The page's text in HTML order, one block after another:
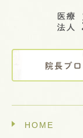
HOME